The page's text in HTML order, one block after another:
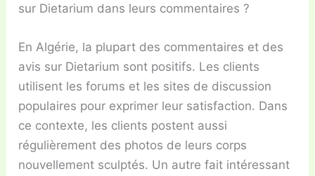
sur Dietarium dans leurs commentaires ?
En Algérie, la plupart des commentaires et des
avis sur Dietarium sont positifs. Les clients
utilisent les forums et les sites de discussion
populaires pour exprimer leur satisfaction. Dans
ce contexte, les clients postent aussi
régulièrement des photos de leurs corps
nouvellement sculptés. Un autre fait intéressant